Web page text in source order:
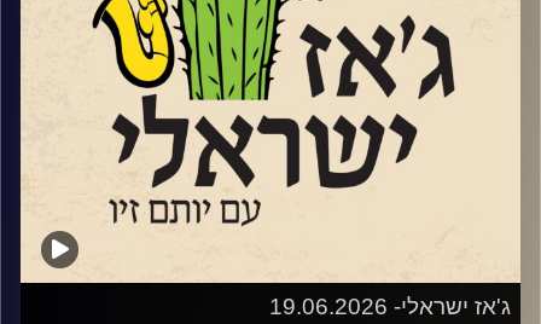
הזרעים של הפסטיבל החלו לנבוט בגינת ביתם של עדי ואלון
(הבסיסט של להקת א-טמפו) שטרן באמצעות הופעות ביתיות.
משם התפתחו ל"ליין ג'ז" קהילתי שהפגיש מידי חודש את
חובבי הג'ז של פרדס חנה כרכור עם הרכבי ג'ז ישראלים. שלוש
שנים לאחר מכן, בימינו אלו – פסטיבל נולד.
מאחורי הפסטיבל עומדים ביחד עמותת דרך הג׳אז וקואופרטיב
של הרכבי ג׳אז ישראליים, בשיתוף המועצה המקומית פרדס
חנה כרכור, המתנ״ס וחברת אפיק תקשורת. בניהול אמנותי של
אלון שטרן והפקה של עדי שטרן.
ג'אז ישראלי- 19.06.2026